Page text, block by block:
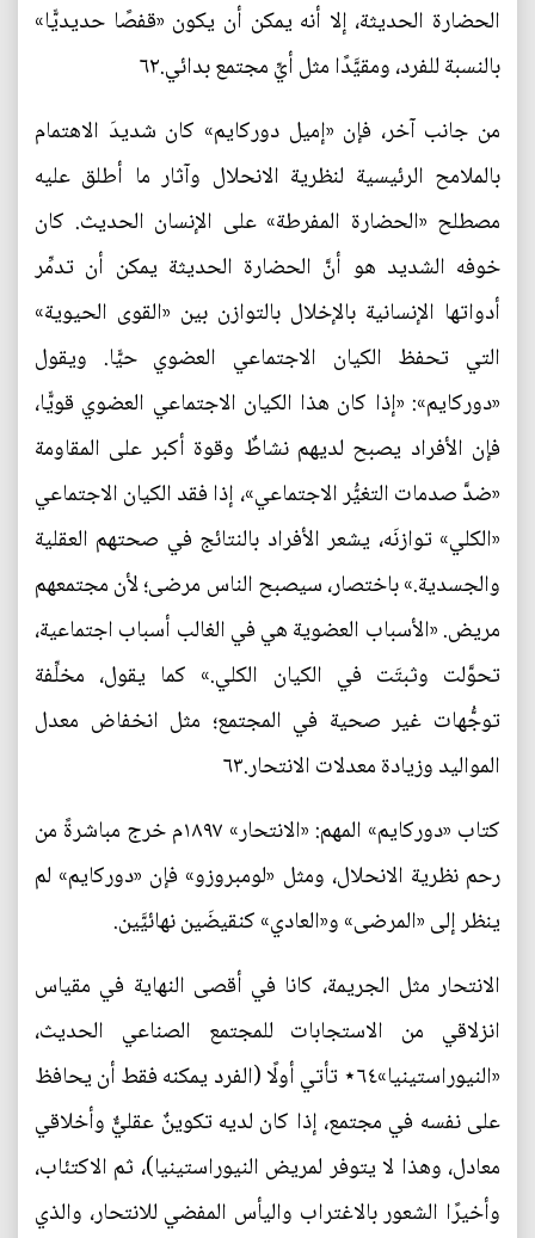
الحضارة الحديثة، إلا أنه يمكن أن يكون «قفصًا حديديًّا»
بالنسبة للفرد، ومقيَّدًا مثل أيِّ مجتمع بدائي.٦٢
من جانب آخر، فإن «إميل دوركايم» كان شديدَ الاهتمام
بالملامح الرئيسية لنظرية الانحلال وآثار ما أطلق عليه
مصطلح «الحضارة المفرطة» على الإنسان الحديث. كان
خوفه الشديد هو أنَّ الحضارة الحديثة يمكن أن تدمِّر
أدواتها الإنسانية بالإخلال بالتوازن بين «القوى الحيوية»
التي تحفظ الكيان الاجتماعي العضوي حيًّا. ويقول
«دوركايم»: «إذا كان هذا الكيان الاجتماعي العضوي قويًّا،
فإن الأفراد يصبح لديهم نشاطٌ وقوة أكبر على المقاومة
«ضدَّ صدمات التغيُّر الاجتماعي»، إذا فقد الكيان الاجتماعي
«الكلي» توازنَه، يشعر الأفراد بالنتائج في صحتهم العقلية
والجسدية.» باختصار، سيصبح الناس مرضى؛ لأن مجتمعهم
مريض. «الأسباب العضوية هي في الغالب أسباب اجتماعية،
تحوَّلت وثبتَت في الكيان الكلي.» كما يقول، مخلِّفة
توجُّهات غير صحية في المجتمع؛ مثل انخفاض معدل
المواليد وزيادة معدلات الانتحار.٦٣
كتاب «دوركايم» المهم: «الانتحار» ١٨٩٧م خرج مباشرةً من
رحم نظرية الانحلال، ومثل «لومبروزو» فإن «دوركايم» لم
ينظر إلى «المرضى» و«العادي» كنقيضَين نهائيَّين.
الانتحار مثل الجريمة، كانا في أقصى النهاية في مقياس
انزلاقي من الاستجابات للمجتمع الصناعي الحديث،
«النيوراستينيا»٦٤⋆ تأتي أولًا (الفرد يمكنه فقط أن يحافظ
على نفسه في مجتمع، إذا كان لديه تكوينٌ عقليٌّ وأخلاقي
معادل، وهذا لا يتوفر لمريض النيوراستينيا)، ثم الاكتئاب،
وأخيرًا الشعور بالاغتراب واليأس المفضي للانتحار، والذي